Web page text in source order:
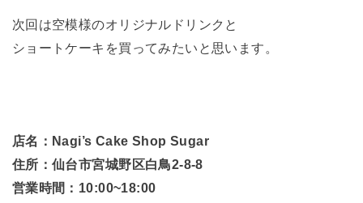
次回は空模様のオリジナルドリンクと
ショートケーキを買ってみたいと思います。
店名：Nagi’s Cake Shop Sugar
住所：仙台市宮城野区白鳥2-8-8
営業時間：10:00~18:00